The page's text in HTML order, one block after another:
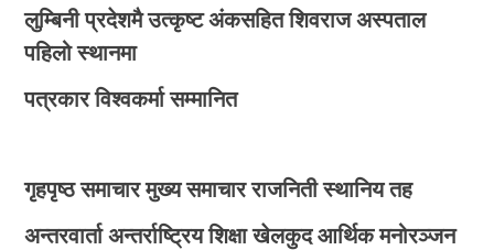
लुम्बिनी प्रदेशमै उत्कृष्ट अंकसहित शिवराज अस्पताल
पहिलो स्थानमा
पत्रकार विश्वकर्मा सम्मानित
गृहपृष्ठ समाचार मुख्य समाचार राजनिती स्थानिय तह
अन्तरवार्ता अन्तर्राष्ट्रिय शिक्षा खेलकुद आर्थिक मनोरञ्जन